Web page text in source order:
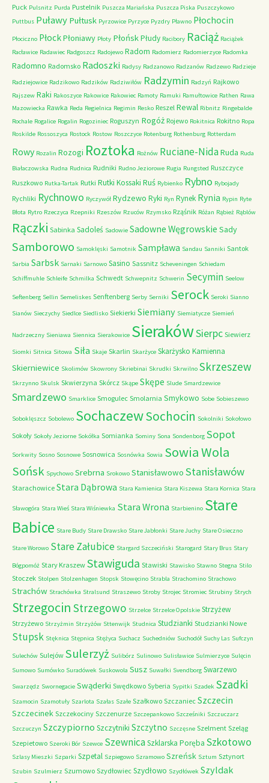
Puck Pulsnitz Purda Pustelnik Puszcza Mariańska Puszcza Piska Puszczykowo
Puttbus Puławy Pułtusk Pyrzowice Pyrzyce Pyzdry Pławno Płochocin
Płociczno PłockPłoniawy Płoty PłońskPłudy Racibory Raciąż Raciążek
Racławice Radawiec Radgoszcz Radojewo Radom Radomierz Radomierzyce Radomka
Radomno Radomsko Radoszki Radysy Radzanowo Radzanów Radzewo Radzieje
Radziejowice Radzikowo Radzików Radziwiłów Radzymin Radzyń Rajkowo
Rajszew Raki Rakoszyce Rakowice Rakowiec Ramoty Ramuki Ramułtowice Rathen Rawa
Mazowiecka Rawka Reda Regielnica Regimin Resko Reszel Rewal Ribnitz Ringebalde
Rochale Rogalice Rogalin Rogoziniec Roguszyn Rogóż Rojewo Rokitnica Rokitno Ropa
Roskilde Rossoszyca Rostock Rostow Roszczyce Rotenburg Rothenburg Rotterdam
Rowy Rozalin Rozogi Roztoka Rożnów Ruciane-NidaRuda Ruda
Białaczowska Rudna Rudnica Rudniki Rudno Jeziorowe Rugia Rungsted Ruszczyce
Ruszkowo Rutka-Tartak Rutki Rutki Kossaki Ruś Rybienko Rybno Rybojady
Rychliki Rychnowo Ryczywół Rydzewo Ryki Ryn Rynek Rynia Rypin Ryte
Błota Rytro Rzeczyca Rzepniki Rzeszów Rzuców Rzymsko Rząśnik Różan Rąbież Rąblów
Rączki Sabinka Sadoleś Sadowie Sadowne Węgrowskie Sady
Samborowo Samoklęski Samotnik Sampława Sandau Sanniki Santok
Sarbia Sarbsk Sarnaki Sarnowo Sasino Sassnitz Scheveningen Schiedam
Schiffmuhle Schleife Schmilka Schwedt Schwepnitz Schwerin Secymin Seelow
Seftenberg Sellin Semeliskes Senftenberg Serby Serniki Serock Seroki Sianno
Sianów Sieczychy Siedlce Siedlisko Siekierki Siemiany Siemiatycze Siemień
Nadrzeczny Sieniawa Siennica Sierakowice SierakówSierpc Siewierz
Siomki Sitnica Sitowa Siła Skaje Skarlin Skarżyce Skarżysko Kamienna
Skierniewice Skolimów Skowrony Skriebinai Skrudki Skrwilno Skrzeszew
Skrzynno Skulsk Skwierzyna Skórcz Skąpe Skępe Slude Smardzewice
Smardzewo Smarklice Smogulec Smolarnia Smykowo Sobe Sobieszewo
Soboklęszcz Sobolewo SochaczewSochocin Sokolniki Sokołowo
Sokoły Sokoły Jeziorne Sokółka Somianka Sominy Sona Sondenborg Sopot
Sorkwity Sosno Sosnowe Sosnowica Sosnówka Sowia Sowia Wola
Sońsk Spychowo Srebrna Srokowo Stanisławowo Stanisławów
Starachowice Stara Dąbrowa Stara Kamienica Stara Kiszewa Stara Kornica Stara
Sławogóra Stara Wieś Stara Wiśniewka Stara Wrona Starbienino Stare
Babice Stare Budy Stare Drawsko Stare Jabłonki Stare Juchy Stare Osieczno
Stare Worowo Stare Załubice Stargard Szczeciński Starogard Stary Brus Stary
Bógpomóż Stary Kraszew Stawiguda Stawiski Stawisko Stawno Stegna Stilo
Stoczek Stolpen Stolzenhagen Stopsk Stowęcino Strabla Strachomino Strachowo
Strachów Strachówka Stralsund Straszewo Stroby Strojec Stromiec Strubiny Strych
Strzegocin Strzegowo Strzelce Strzelce Opolskie Strzyżew
Strzyżewo Strzyżmin Strzyżów Sttenwijk Studnica Studzianki Studzianki Nowe
Stupsk Stęknica Stępnica Stężyca Suchacz Suchedniów Suchodół Suchy Las Sufczyn
Sulechów Sulejów Sulerzyż Sulibórz Sulinowo Sulisławice Sulmierzyce Sulęcin
Sumowo Sumówko Suradówek Suskowola Susz Suwałki Svendborg Swarzewo
Swarzędz Swornegacie Swąderki Swędkowo Syberia Sypitki Szadek Szadki
Szamocin Szamotuły Szarlota Szałas Szałe Szałkowo Szczaniec Szczecin
Szczecinek Szczekociny Szczenurze Szczepankowo Szcześniki Szczuczarz
Szczuczyn Szczypiorno Szczytniki Szczytno Szczęsne Szelment Szeląg
Szepietowo Szeroki Bór Szewce SzewnicaSzklarska Poręba Szkotowo
Szlasy Mieszki Szparki Szpetal Szpiegowo Szramowo Szreńsk Sztum Sztynort
Szubin Szulmierz Szumowo Szydłowiec Szydłowo Szydłówek Szyldak